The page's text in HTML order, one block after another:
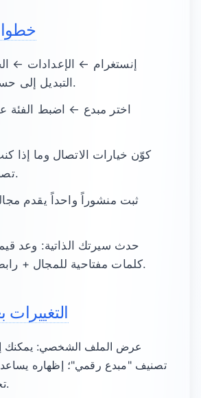
إنستغرام ← الإعدادات ←
التبديل إلى حساب مهني.
اختر مبدع ← اضبط الفئة
كوّن خيارات الاتصال وما إذا
تصنيف الفئة.
ثبت منشوراً واحداً يقدم
حدث سيرتك الذاتية: وعد
كلمات مفتاحية للمجال + رابط أساسي.
التغييرات
عرض الملف الشخصي: يمكنك
تصنيف "مبدع رقمي"؛ إظهاره يساعد
تحديد موقعك.